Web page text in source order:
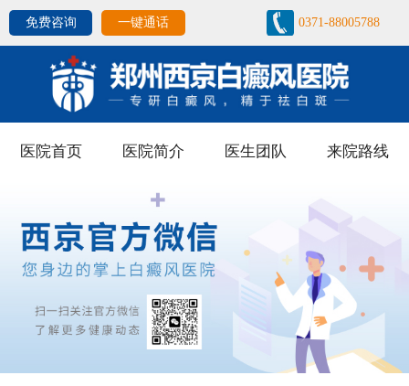
免费咨询 一键通话 0371-88005788
医院首页 医院简介 医生团队 来院路线